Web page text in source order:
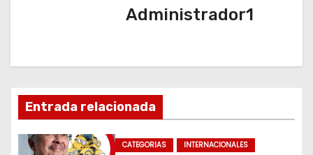
n
d
Administrador1
Entrada relacionada
CATEGORIAS
INTERNACIONALES